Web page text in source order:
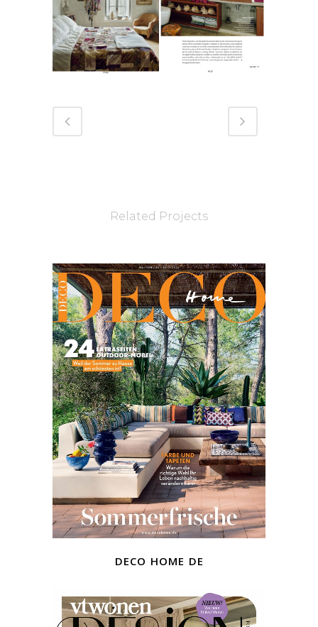
Related Projects
deco home de